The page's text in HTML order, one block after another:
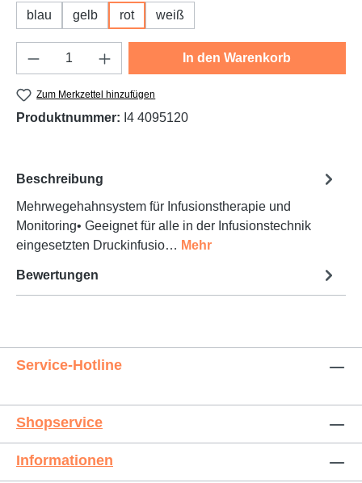
blau gelb rot weiß
Produkt Anzahl: Gib den gewünschten
In den Warenkorb
Zum Merkzettel hinzufügen
Produktnummer: I4 4095120
Beschreibung
Mehrwegehahnsystem für Infusionstherapie und
Monitoring• Geeignet für alle in der Infusionstechnik
eingesetzten Druckinfusio… Mehr
Bewertungen
Service-Hotline
Shopservice
Informationen